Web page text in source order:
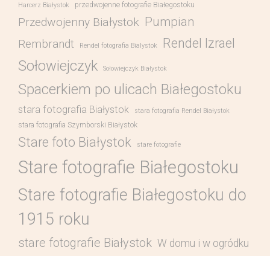
Harcerz Białystok przedwojenne fotografie Białegostoku
Przedwojenny Białystok Pumpian
Rembrandt Rendel fotografia Bialystok Rendel Izrael
Sołowiejczyk Sołowiejczyk Białystok
Spacerkiem po ulicach Białegostoku
stara fotografia Białystok stara fotografia Rendel Białystok
stara fotografia Szymborski Białystok
Stare foto Białystok stare fotografie
Stare fotografie Białegostoku
Stare fotografie Białegostoku do
1915 roku
stare fotografie Białystok W domu i w ogródku